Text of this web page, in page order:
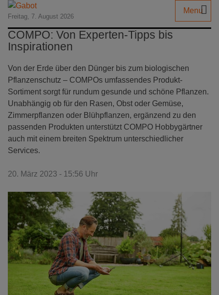
Freitag, 7. August 2026
Menu
COMPO: Von Experten-Tipps bis
Inspirationen
Von der Erde über den Dünger bis zum biologischen
Pflanzenschutz – COMPOs umfassendes Produkt-
Sortiment sorgt für rundum gesunde und schöne Pflanzen.
Unabhängig ob für den Rasen, Obst oder Gemüse,
Zimmerpflanzen oder Blühpflanzen, ergänzend zu den
passenden Produkten unterstützt COMPO Hobbygärtner
auch mit einem breiten Spektrum unterschiedlicher
Services.
20. März 2023 - 15:56 Uhr